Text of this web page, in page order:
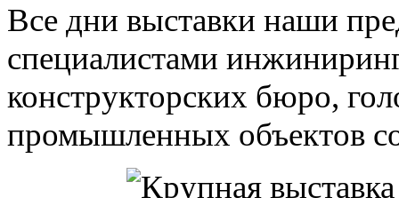
Все дни выставки наши
специалистами
конструкторских бюро,
промышленных объектов